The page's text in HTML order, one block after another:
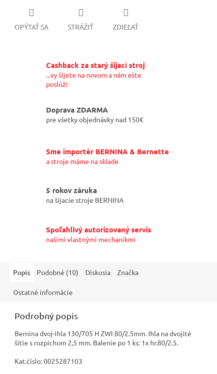
OPÝTAŤ SA STRÁŽIŤ ZDIEĽAŤ
Cashback za starý šijací stroj
...vy šijete na novom a nám ešte
poslúži
Doprava ZDARMA
pre všetky objednávky nad 150€
Sme importér BERNINA & Bernette
a stroje máme na sklade
5 rokov záruka
na šijacie stroje BERNINA
Spoľahlivý autorizovaný servis
našimi vlastnými mechanikmi
Popis Podobné (10) Diskusia Značka
Ostatné informácie
Podrobný popis
Bernina dvoj-ihla 130/705 H ZWI 80/2.5mm. Ihla na dvojité
šitie s rozpichom 2,5 mm. Balenie po 1 ks: 1x hr.80/2.5.
Kat.číslo: 0025287103